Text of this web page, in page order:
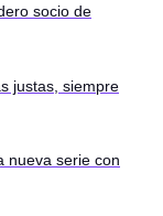
socio de
justas, siempre
nueva serie con